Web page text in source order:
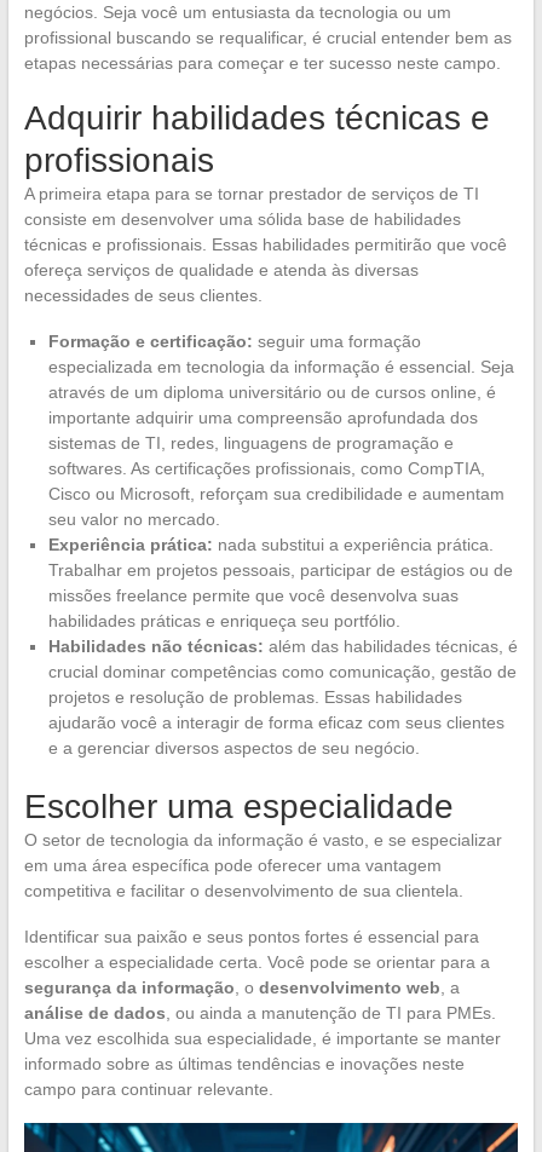
negócios. Seja você um entusiasta da tecnologia ou um
profissional buscando se requalificar, é crucial entender bem as
etapas necessárias para começar e ter sucesso neste campo.
Adquirir habilidades técnicas e
profissionais
A primeira etapa para se tornar prestador de serviços de TI
consiste em desenvolver uma sólida base de habilidades
técnicas e profissionais. Essas habilidades permitirão que você
ofereça serviços de qualidade e atenda às diversas
necessidades de seus clientes.
Formação e certificação: seguir uma formação
especializada em tecnologia da informação é essencial. Seja
através de um diploma universitário ou de cursos online, é
importante adquirir uma compreensão aprofundada dos
sistemas de TI, redes, linguagens de programação e
softwares. As certificações profissionais, como CompTIA,
Cisco ou Microsoft, reforçam sua credibilidade e aumentam
seu valor no mercado.
Experiência prática: nada substitui a experiência prática.
Trabalhar em projetos pessoais, participar de estágios ou de
missões freelance permite que você desenvolva suas
habilidades práticas e enriqueça seu portfólio.
Habilidades não técnicas: além das habilidades técnicas, é
crucial dominar competências como comunicação, gestão de
projetos e resolução de problemas. Essas habilidades
ajudarão você a interagir de forma eficaz com seus clientes
e a gerenciar diversos aspectos de seu negócio.
Escolher uma especialidade
O setor de tecnologia da informação é vasto, e se especializar
em uma área específica pode oferecer uma vantagem
competitiva e facilitar o desenvolvimento de sua clientela.
Identificar sua paixão e seus pontos fortes é essencial para
escolher a especialidade certa. Você pode se orientar para a
segurança da informação , o desenvolvimento web , a
análise de dados , ou ainda a manutenção de TI para PMEs.
Uma vez escolhida sua especialidade, é importante se manter
informado sobre as últimas tendências e inovações neste
campo para continuar relevante.